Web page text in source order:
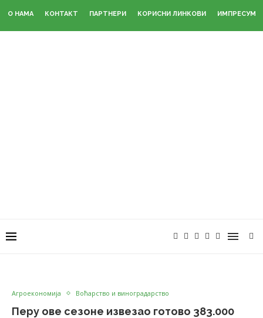
О НАМА КОНТАКТ ПАРТНЕРИ КОРИСНИ ЛИНКОВИ ИМПРЕСУМ
Агроекономија Воћарство и виноградарство
Перу ове сезоне извезао готово 383.000